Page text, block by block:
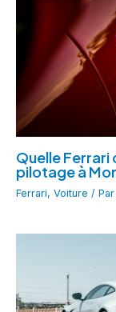
Quelle
pilotage à
Ferrari, Voiture / Par